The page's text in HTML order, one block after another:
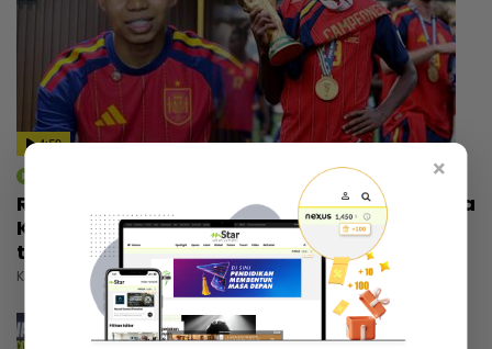
4:59
Rezeki wajah seiras Lamine Yamal, pemuda
Kelantan tak sia-siakan peluang... Banyak
tawaran reviu, ramai nak bergambar
Khamis, 30 Julai 2026 5:00 PM
×